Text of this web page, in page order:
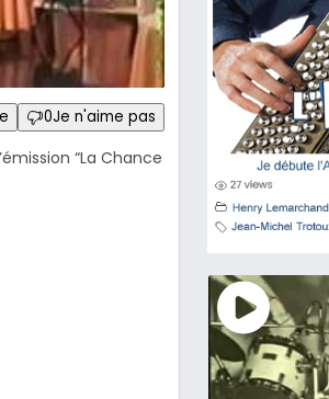
0Je n'aime pas
“La Chance